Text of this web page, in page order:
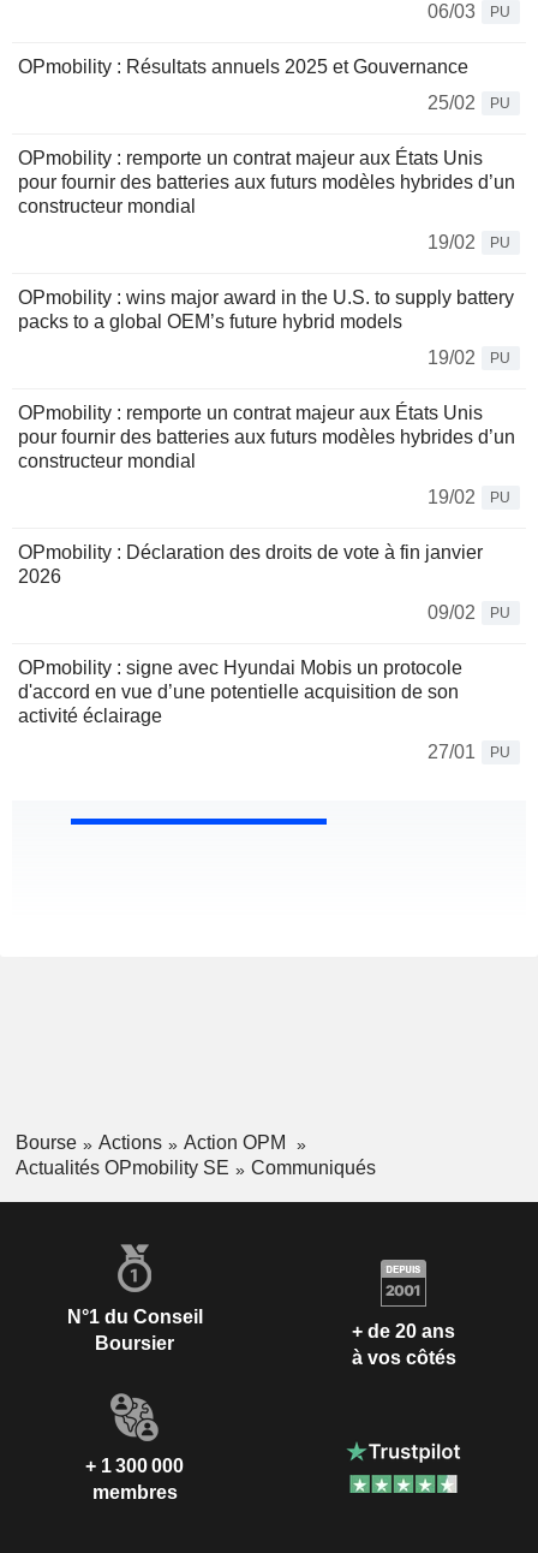
06/03
PU
OPmobility : Résultats annuels 2025 et Gouvernance
25/02
PU
OPmobility : remporte un contrat majeur aux États Unis
pour fournir des batteries aux futurs modèles hybrides d’un
constructeur mondial
19/02
PU
OPmobility : wins major award in the U.S. to supply battery
packs to a global OEM’s future hybrid models
19/02
PU
OPmobility : remporte un contrat majeur aux États Unis
pour fournir des batteries aux futurs modèles hybrides d’un
constructeur mondial
19/02
PU
OPmobility : Déclaration des droits de vote à fin janvier
2026
09/02
PU
OPmobility : signe avec Hyundai Mobis un protocole
d'accord en vue d’une potentielle acquisition de son
activité éclairage
27/01
PU
Bourse Actions
Action OPM
Actualités OPmobility SE
Communiqués
N°1 du Conseil
Boursier
+ de 20 ans
à vos côtés
+ 1 300 000
membres